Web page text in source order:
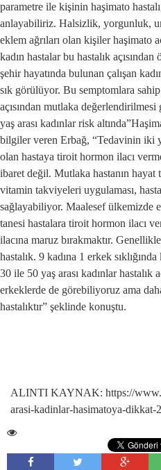
parametre ile kişinin haşimato
anlayabiliriz. Halsizlik, yorgunluk,
eklem ağrıları olan kişiler haşimato
kadın hastalar bu hastalık
şehir hayatında bulunan çalışan
sık görülüyor. Bu semptomlara
açısından mutlaka
yaş arası kadınlar risk
bilgiler veren Erbağ, “Tedavinin iki
olan hastaya tiroit hormon ilacı
ibaret değil. Mutlaka hastanın hayat
vitamin takviyeleri uygulaması,
sağlayabiliyor. Maalesef ülkemizde
tanesi hastalara tiroit hormon ilacı
ilacına maruz bırakmaktır.
hastalık. 9 kadına 1 erkek sıklığında
30 ile 50 yaş arası kadınlar hastalık
erkeklerde de görebiliyoruz ama
hastalıktır” şeklinde konuştu.
ALINTI KAYNAK: https://
arasi-kadinlar-hasimatoya-dikkat-